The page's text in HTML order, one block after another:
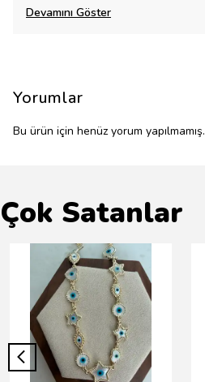
Devamını Göster
Yorumlar
Bu ürün için henüz yorum yapılmamış.
Çok Satanlar